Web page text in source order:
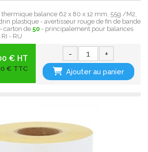
balance 62 x 80 x 12 mm, 55g /M2,
plastique - avertisseur rouge de fin de bande
carton de 50 - principalement pour balances
- RU
€ HT
€ TTC
- +
Ajouter au panier